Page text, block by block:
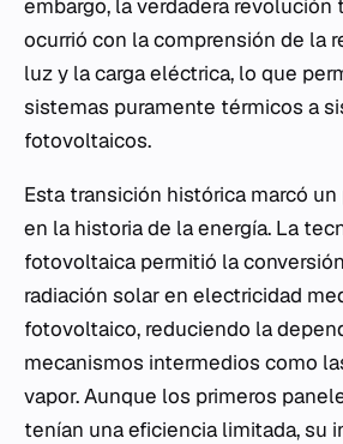
embargo, la verdadera
ocurrió con la comprensión de la
luz y la carga eléctrica, lo que
sistemas puramente térmicos a
fotovoltaicos.
Esta transición histórica marcó
en la historia de la energía. La
fotovoltaica permitió la
radiación solar en electricidad
fotovoltaico, reduciendo la
mecanismos intermedios como
vapor. Aunque los primeros
tenían una eficiencia limitada, su